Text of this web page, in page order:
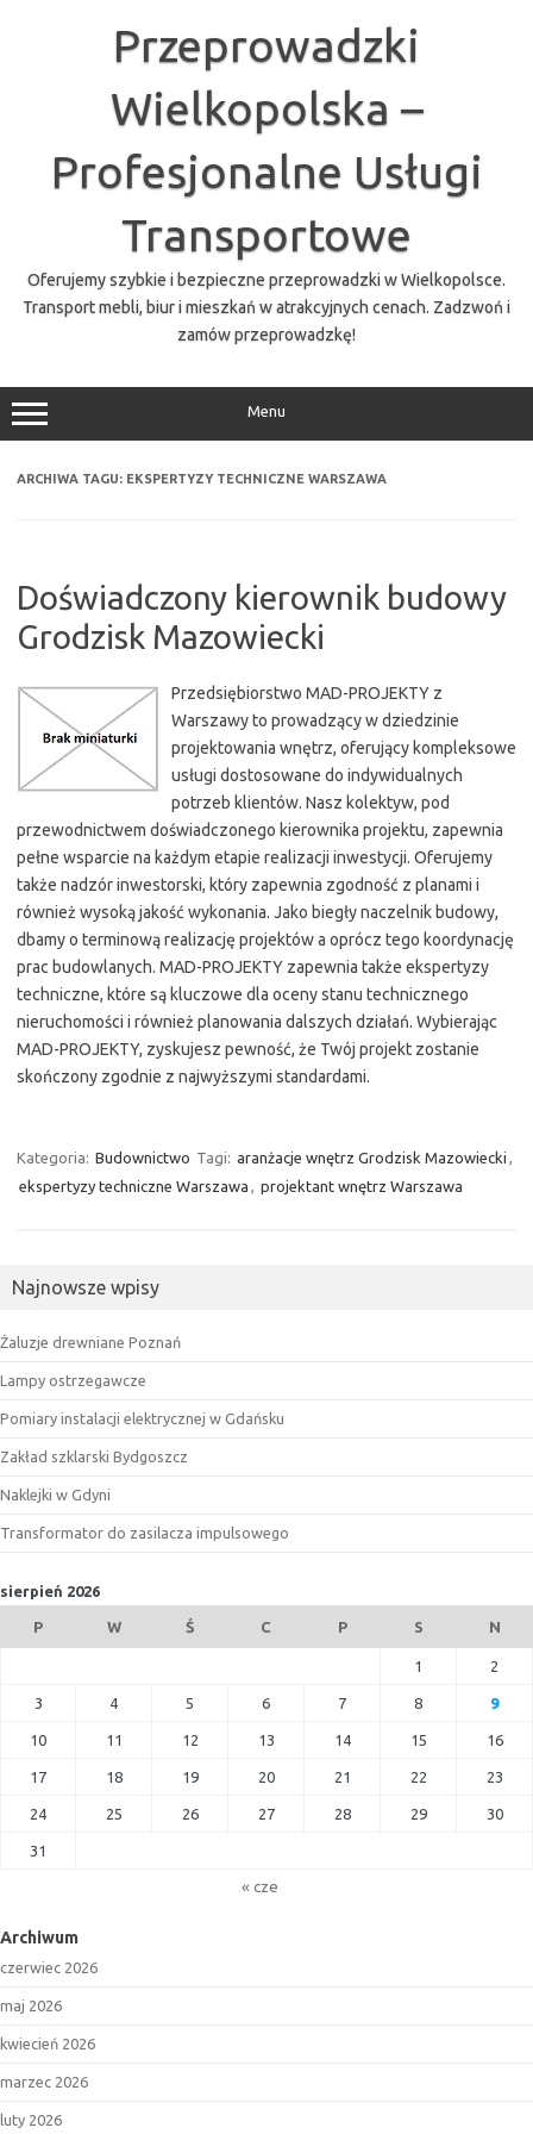
Przeprowadzki
Wielkopolska –
Profesjonalne Usługi
Transportowe
Oferujemy szybkie i bezpieczne przeprowadzki w Wielkopolsce.
Transport mebli, biur i mieszkań w atrakcyjnych cenach. Zadzwoń i
zamów przeprowadzkę!
Menu
ARCHIWA TAGU: EKSPERTYZY TECHNICZNE WARSZAWA
Doświadczony kierownik budowy
Grodzisk Mazowiecki
Przedsiębiorstwo MAD-PROJEKTY z
Warszawy to prowadzący w dziedzinie
projektowania wnętrz, oferujący kompleksowe
usługi dostosowane do indywidualnych
potrzeb klientów. Nasz kolektyw, pod
przewodnictwem doświadczonego kierownika projektu, zapewnia
pełne wsparcie na każdym etapie realizacji inwestycji. Oferujemy
także nadzór inwestorski, który zapewnia zgodność z planami i
również wysoką jakość wykonania. Jako biegły naczelnik budowy,
dbamy o terminową realizację projektów a oprócz tego koordynację
prac budowlanych. MAD-PROJEKTY zapewnia także ekspertyzy
techniczne, które są kluczowe dla oceny stanu technicznego
nieruchomości i również planowania dalszych działań. Wybierając
MAD-PROJEKTY, zyskujesz pewność, że Twój projekt zostanie
skończony zgodnie z najwyższymi standardami.
Kategoria: Budownictwo Tagi: aranżacje wnętrz Grodzisk Mazowiecki ,
ekspertyzy techniczne Warszawa , projektant wnętrz Warszawa
Najnowsze wpisy
Żaluzje drewniane Poznań
Lampy ostrzegawcze
Pomiary instalacji elektrycznej w Gdańsku
Zakład szklarski Bydgoszcz
Naklejki w Gdyni
Transformator do zasilacza impulsowego
sierpień 2026
P W Ś C P S N
1 2
3 4 5 6 7 8 9
10 11 12 13 14 15 16
17 18 19 20 21 22 23
24 25 26 27 28 29 30
31
« cze
Archiwum
czerwiec 2026
maj 2026
kwiecień 2026
marzec 2026
luty 2026